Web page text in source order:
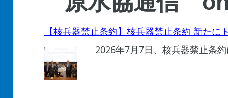
【核兵器禁止条約】核兵器禁止条約 新た
2026年7月7日、核兵器禁止条